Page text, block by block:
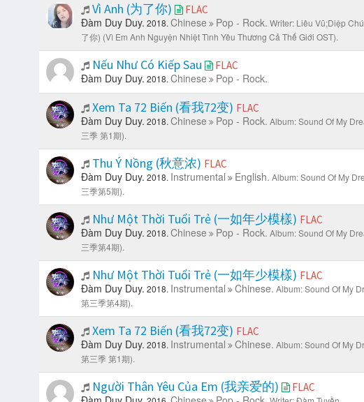
Vì Anh (为了你) FLAC
Đàm Duy Duy. 2018. Chinese Pop - Rock. Writer: Liêu Vũ;Diệp
了你) (Vì Em Anh Nguyện Nhiệt Tình Yêu Thương Cả Thế Giới OST).
Nếu Như Có Kiếp Sau FLAC
Đàm Duy Duy. 2018. Chinese Pop - Rock.
Xem Ta 72 Biến (看我72变) FLAC
Đàm Duy Duy. 2018. Chinese Pop - Rock. Album: Sound Of My
三季 第1期).
Thu Ý Nồng (秋意浓) FLAC
Đàm Duy Duy. 2018. Instrumental English. Album: Sound Of My
三季第5期).
Như Một Thời Tuổi Trẻ (一如年少模樣) FLAC
Đàm Duy Duy. 2018. Chinese Pop - Rock. Album: Sound Of My
三季第4期).
Như Một Thời Tuổi Trẻ (一如年少模樣) FLAC
Đàm Duy Duy. 2018. Instrumental Chinese. Album: Sound Of My
第三季第4期).
Xem Ta 72 Biến (看我72变) FLAC
Đàm Duy Duy. 2018. Instrumental Chinese. Album: Sound Of My
第三季 第1期).
Người Thân Yêu Của Em (我亲爱的) FLAC